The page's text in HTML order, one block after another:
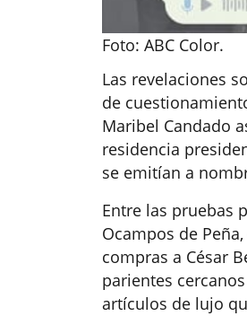
Foto: ABC Color.
Las revelaciones
de
Maribel Candado
residencia
se emitían a
Entre las pruebas
Ocampos de
compras a César
parientes
artículos de lujo